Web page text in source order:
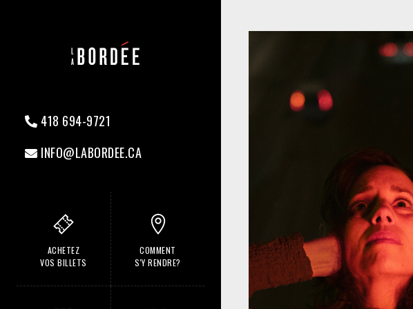
418 694-9721
INFO@LABORDEE.CA
ACHETEZ
VOS BILLETS
COMMENT
S'Y RENDRE?